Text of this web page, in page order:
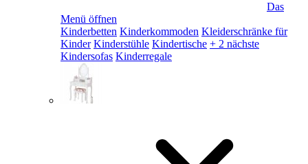
Das
Menü öffnen
Kinderbetten Kinderkommoden Kleiderschränke für
Kinder Kinderstühle Kindertische + 2 nächste
Kindersofas Kinderregale